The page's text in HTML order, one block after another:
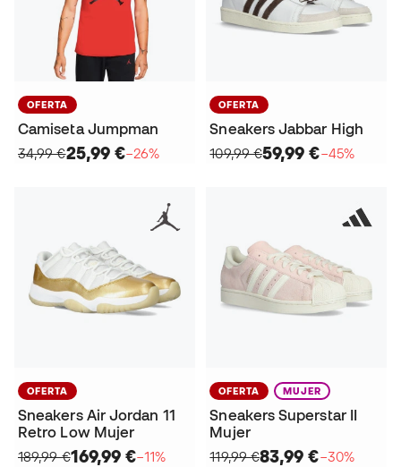
OFERTA
Camiseta Jumpman
34,99 €25,99 €−26%
OFERTA
Sneakers Jabbar High
109,99 €59,99 €−45%
OFERTA
Sneakers Air Jordan 11
Retro Low Mujer
189,99 €169,99 €−11%
OFERTA MUJER
Sneakers Superstar II
Mujer
119,99 €83,99 €−30%